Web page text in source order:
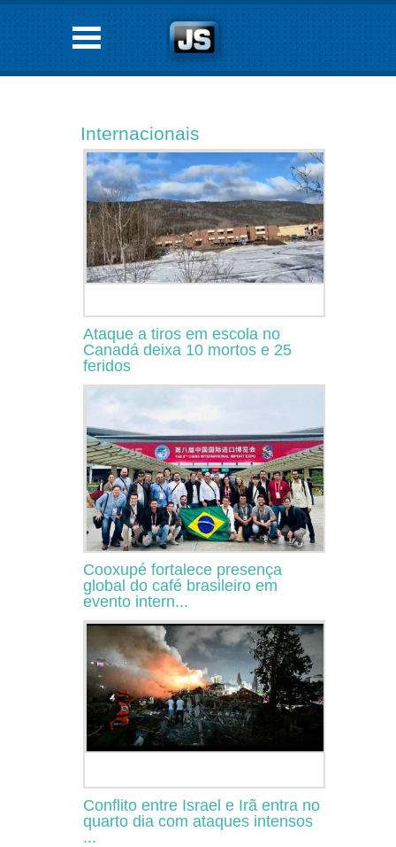
Internacionais
Ataque a tiros em escola no
Canadá deixa 10 mortos e 25
feridos
Cooxupé fortalece presença
global do café brasileiro em
evento intern...
Conflito entre Israel e Irã entra no
quarto dia com ataques intensos
...